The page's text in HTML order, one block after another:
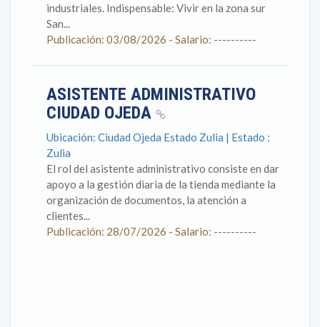
industriales. Indispensable: Vivir en la zona sur
San...
Publicación: 03/08/2026 - Salario: ----------
ASISTENTE ADMINISTRATIVO
CIUDAD OJEDA
Ubicación: Ciudad Ojeda Estado Zulia | Estado :
Zulia
El rol del asistente administrativo consiste en dar
apoyo a la gestión diaria de la tienda mediante la
organización de documentos, la atención a
clientes...
Publicación: 28/07/2026 - Salario: ----------